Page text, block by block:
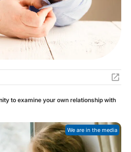
to examine your own relationship with
We are in the media